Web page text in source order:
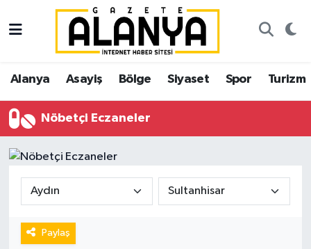
Alanya Asayiş Bölge Siyaset Spor Turizm
Nöbetçi Eczaneler
Paylaş
Alanya
Asayiş
Bölge
Siyaset
Spor
Turizm
İstanbul Nöbetçi Eczaneler
İstanbul Hava Durumu
İstanbul Trafik Yoğunluk Haritası
Süper Lig Puan Durumu ve Fikstür
Tüm Manşetler
Son Dakika Haberleri